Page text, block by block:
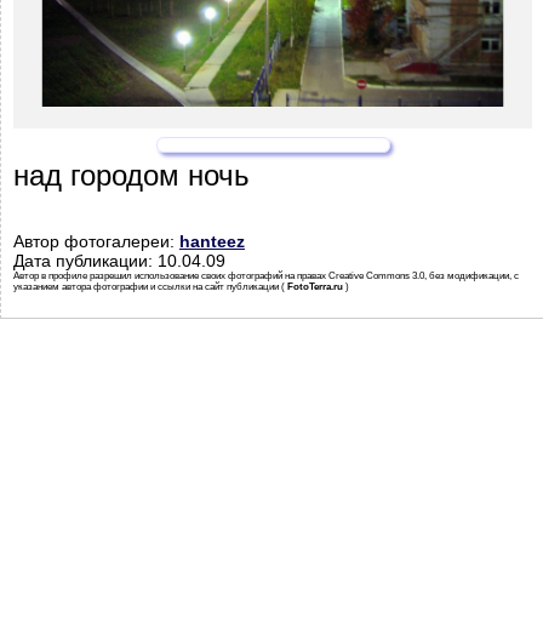
над городом ночь
Автор фотогалереи: hanteez
Дата публикации: 10.04.09
Автор в профиле разрешил использование своих фотографий на правах Creative Commons 3.0, без модификации, с
указанием автора фотографии и ссылки на сайт публикации ( FotoTerra.ru )